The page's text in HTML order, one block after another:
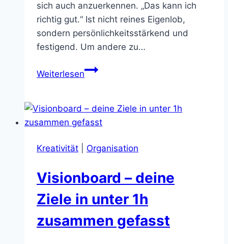
sich auch anzuerkennen. „Das kann ich
richtig gut.“ Ist nicht reines Eigenlob,
sondern persönlichkeitsstärkend und
festigend. Um andere zu…
WeiterlesenDie
und
Schwächen
–
ich
Frühstücks-
Problem
Kreativität Organisation
Visionboard – deine
Ziele in unter 1h
zusammen gefasst